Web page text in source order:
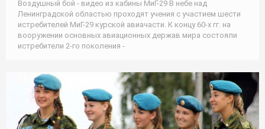
Воздушный бой - видео из кабины МиГ-29 В небе над
Ленинградской областью проходят учения с участием шести
истребителей МиГ-29 курской авиачасти. К концу 60-х гг. на
вооружении основных авиационных держав мира состояли
истребители 2-го поколения -